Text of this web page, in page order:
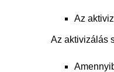
Az
Az aktivizálás